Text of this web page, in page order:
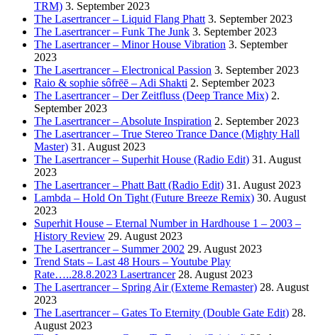
TRM) 3. September 2023
The Lasertrancer – Liquid Flang Phatt 3. September 2023
The Lasertrancer – Funk The Junk 3. September 2023
The Lasertrancer – Minor House Vibration 3. September
2023
The Lasertrancer – Electronical Passion 3. September 2023
Raio & sophie sôfrēē – Adi Shakti 2. September 2023
The Lasertrancer – Der Zeitfluss (Deep Trance Mix) 2.
September 2023
The Lasertrancer – Absolute Inspiration 2. September 2023
The Lasertrancer – True Stereo Trance Dance (Mighty Hall
Master) 31. August 2023
The Lasertrancer – Superhit House (Radio Edit) 31. August
2023
The Lasertrancer – Phatt Batt (Radio Edit) 31. August 2023
Lambda – Hold On Tight (Future Breeze Remix) 30. August
2023
Superhit House – Eternal Number in Hardhouse 1 – 2003 –
History Review 29. August 2023
The Lasertrancer – Summer 2002 29. August 2023
Trend Stats – Last 48 Hours – Youtube Play
Rate…..28.8.2023 Lasertrancer 28. August 2023
The Lasertrancer – Spring Air (Exteme Remaster) 28. August
2023
The Lasertrancer – Gates To Eternity (Double Gate Edit) 28.
August 2023